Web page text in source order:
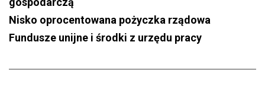
Nisko oprocentowana pożyczka rządowa
Fundusze unijne i środki z urzędu pracy